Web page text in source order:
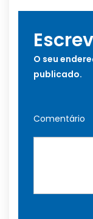
O seu
publicado.
Comentário